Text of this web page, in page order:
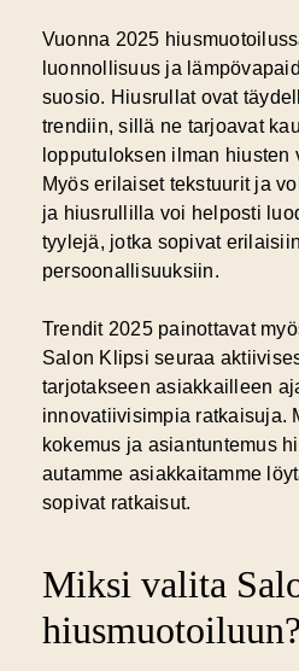
Vuonna 2025
luonnollisuus ja
suosio. Hiusrullat ovat
trendiin, sillä ne tarjoavat
lopputuloksen ilman hiusten
Myös erilaiset tekstuurit ja
ja hiusrullilla voi helposti
tyylejä, jotka sopivat
persoonallisuuksiin.
Trendit 2025 painottavat
Salon Klipsi seuraa
tarjotakseen asiakkailleen
innovatiivisimpia ratkaisuja.
kokemus ja asiantuntemus
autamme asiakkaitamme
sopivat ratkaisut.
Miksi valita
hiusmuotoiluun?